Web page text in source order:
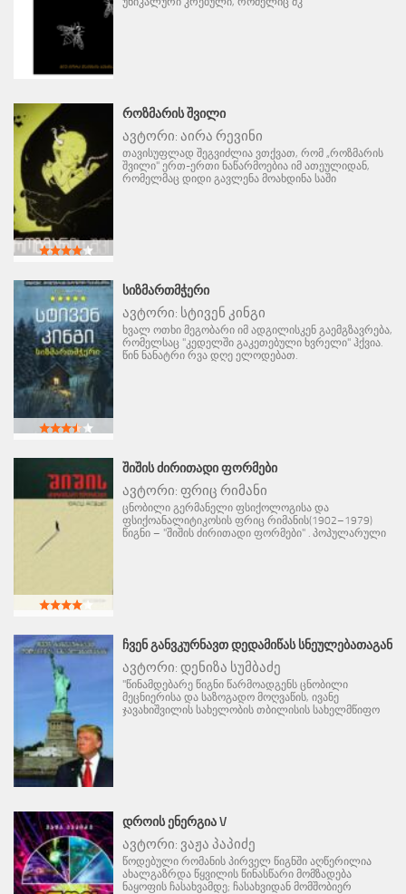
ᲠᲝᲖᲛᲐᲠᲘᲡ ᲨᲕᲘᲚᲘ
ავტორი: აირა რევინი
თავისუფლად შეგვიძლია ვთქვათ, რომ „როზმარის
შვილი" ერთ-ერთი ნაწარმოებია იმ ათეულიდან,
რომელმაც დიდი გავლენა მოახდინა საში
ᲡᲘᲖᲛᲐᲠᲗᲛᲭᲔᲠᲘ
ავტორი: სტივენ კინგი
ხვალ ოთხი მეგობარი იმ ადგილისკენ გაემგზავრება,
რომელსაც "კედელში გაკეთებული ხვრელი" ჰქვია.
წინ ნანატრი რვა დღე ელოდებათ.
ᲨᲘᲨᲘᲡ ᲫᲘᲠᲘᲗᲐᲓᲘ ᲤᲝᲠᲛᲔᲑᲘ
ავტორი: ფრიც რიმანი
ცნობილი გერმანელი ფსიქოლოგისა და
ფსიქოანალიტიკოსის ფრიც რიმანის(1902–1979)
წიგნი – "შიშის ძირითადი ფორმები" . პოპულარული
ᲩᲕᲔᲜ ᲒᲐᲜᲕᲙᲣᲠᲜᲐᲕᲗ ᲓᲔᲓᲐᲛᲘᲬᲐᲡ ᲡᲜᲔᲣᲚᲔᲑᲐᲗᲐᲒᲐᲜ
ავტორი: დენიზა სუმბაძე
"წინამდებარე წიგნი წარმოადგენს ცნობილი
მეცნიერისა და საზოგადო მოღვაწის, ივანე
ჯავახიშვილის სახელობის თბილისის სახელმწიფო
ᲓᲠᲝᲘᲡ ᲔᲜᲔᲠᲒᲘᲐ V
ავტორი: ვაჟა პაპიძე
წოდებული რომანის პირველ წიგნში აღწერილია
ახალგაზრდა წყვილის წინასწარი მომზადება
ნაყოფის ჩასახვამდე; ჩასახვიდან მომშობიერ